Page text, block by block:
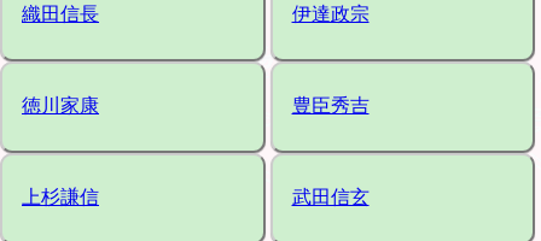
織田信長 伊達政宗
徳川家康 豊臣秀吉
上杉謙信 武田信玄